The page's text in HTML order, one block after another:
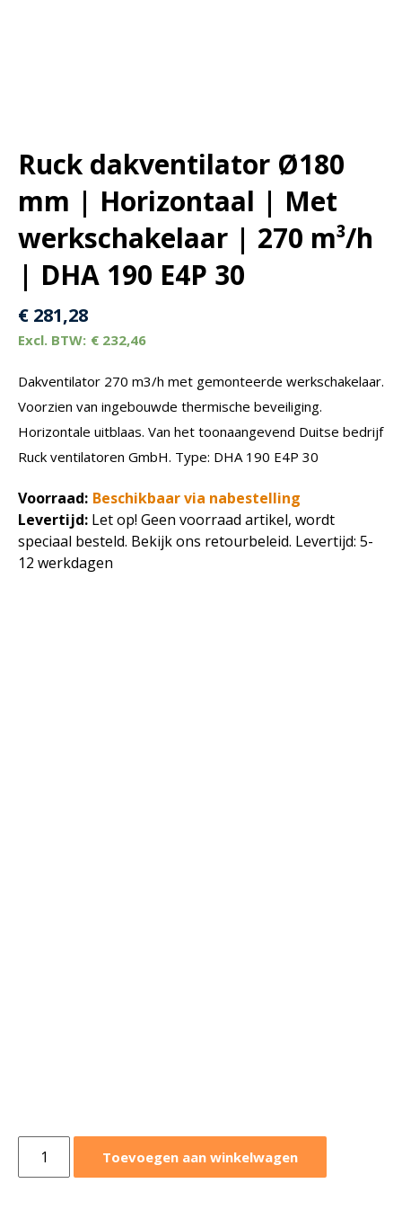
Ruck dakventilator Ø180
mm | Horizontaal | Met
werkschakelaar | 270 m³/h
| DHA 190 E4P 30
€ 281,28
€ 232,46
Dakventilator 270 m3/h met gemonteerde werkschakelaar.
Voorzien van ingebouwde thermische beveiliging.
Horizontale uitblaas. Van het toonaangevend Duitse bedrijf
Ruck ventilatoren GmbH. Type: DHA 190 E4P 30
Voorraad: Beschikbaar via nabestelling
Levertijd: Let op! Geen voorraad artikel, wordt
speciaal besteld. Bekijk ons retourbeleid. Levertijd: 5-
12 werkdagen
dakventilator
Toevoegen aan winkelwagen